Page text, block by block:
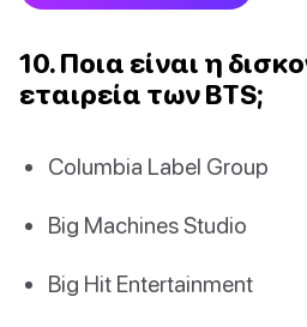
10. Ποια είναι η
εταιρεία των BTS;
Columbia Label Group
Big Machines Studio
Big Hit Entertainment